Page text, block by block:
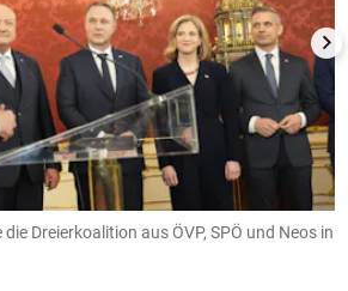
Dreierkoalition aus ÖVP, SPÖ und Neos in